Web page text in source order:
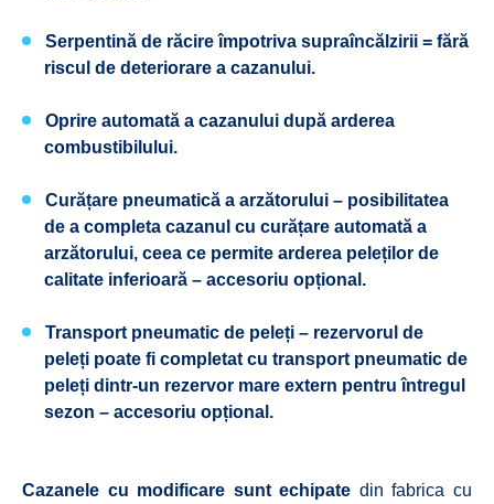
Serpentină de răcire împotriva supraîncălzirii = fără
riscul de deteriorare a cazanului.
Oprire automată a cazanului după arderea
combustibilului.
Curățare pneumatică a arzătorului – posibilitatea
de a completa cazanul cu curățare automată a
arzătorului, ceea ce permite arderea peleților de
calitate inferioară – accesoriu opțional.
Transport pneumatic de peleți – rezervorul de
peleți poate fi completat cu transport pneumatic de
peleți dintr-un rezervor mare extern pentru întregul
sezon – accesoriu opțional.
Cazanele cu modificare sunt echipate din fabrica cu